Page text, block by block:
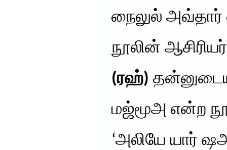
நைலுல் அவ்தார்
நூலின்
(ரஹ்)
மஜ்மூஅ என்ற
‘அலியே யார்